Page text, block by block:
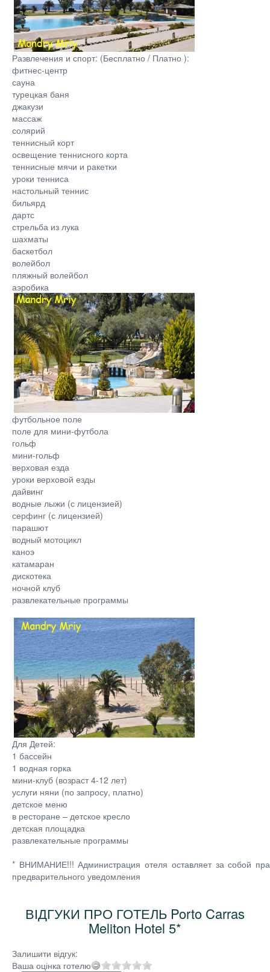
Развлечения и спорт: (Бесплатно / Платно ):
фитнес-центр
сауна
турецкая баня
джакузи
массаж
солярий
теннисный корт
освещение теннисного корта
теннисные мячи и ракетки
уроки тенниса
настольный теннис
бильярд
дартс
стрельба из лука
шахматы
баскетбол
волейбол
пляжный волейбол
аэробика
футбольное поле
поле для мини-футбола
гольф
мини-гольф
верховая езда
уроки верховой езды
дайвинг
водные лыжи (с лицензией)
серфинг (с лицензией)
парашют
водный мотоцикл
каноэ
катамаран
дискотека
ночной клуб
развлекательные программы
Для Детей:
1 бассейн
1 водная горка
мини-клуб (возраст 4-12 лет)
услуги няни (по запросу, платно)
детское меню
в ресторане – детское кресло
детская площадка
развлекательные программы
* ВНИМАНИЕ!!! Администрация отеля оставляет за собой
предварительного уведомления
ВІДГУКИ ПРО ГОТЕЛЬ Porto Carras
Meliton Hotel 5*
Залишити відгук:
Ваша оцінка готелю